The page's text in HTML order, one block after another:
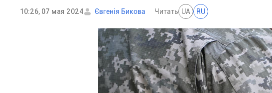
10:26, 07 мая 2024 Євгенія Бикова Читать UA RU